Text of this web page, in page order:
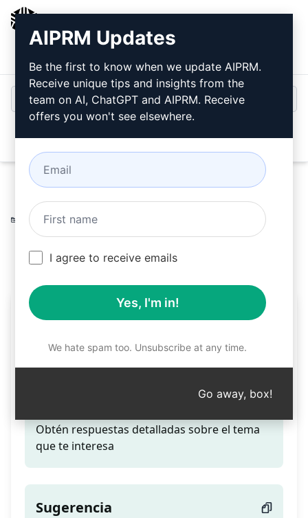
Inicio de sesión
Home / Ayudas AI
Writing
Prompts / Descubre información clave
rofi
March 10, 2023
19
0 8
Descubre información
clave
Obtén respuestas detalladas sobre el tema
que te interesa
Sugerencia
AIPRM Updates
Be the first to know when we update AIPRM.
Receive unique tips and insights from the
team on AI, ChatGPT and AIPRM. Receive
offers you won't see elsewhere.
I agree to receive emails
Yes, I'm in!
We hate spam too. Unsubscribe at any time.
Go away, box!